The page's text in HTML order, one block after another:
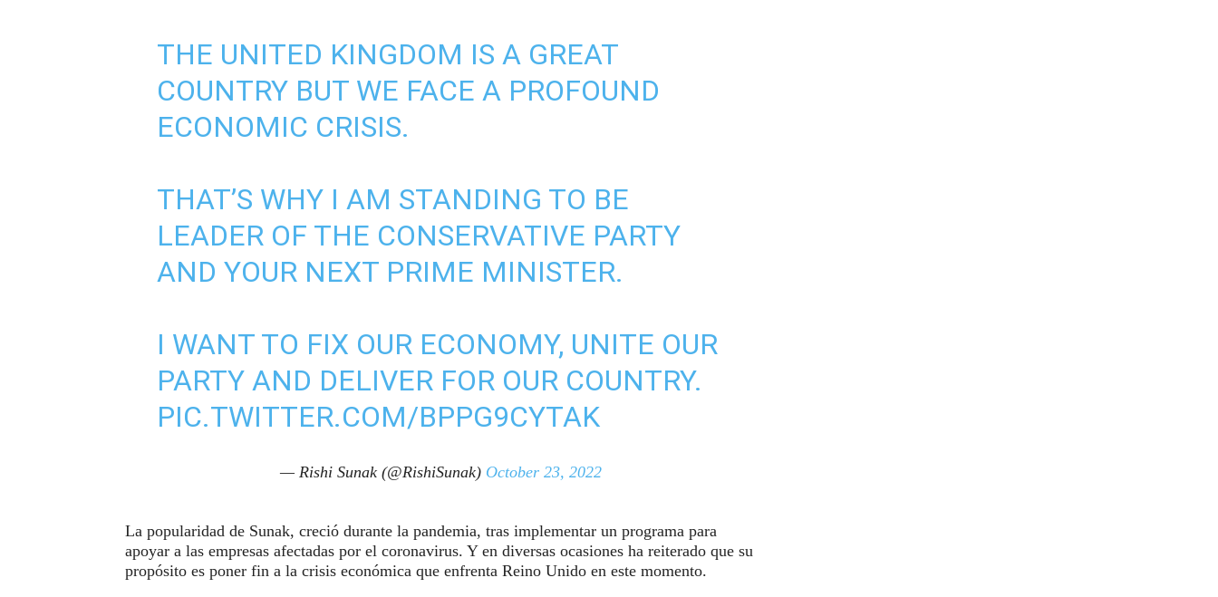
THE UNITED KINGDOM IS A GREAT
COUNTRY BUT WE FACE A PROFOUND
ECONOMIC CRISIS.
THAT’S WHY I AM STANDING TO BE
LEADER OF THE CONSERVATIVE PARTY
AND YOUR NEXT PRIME MINISTER.
I WANT TO FIX OUR ECONOMY, UNITE OUR
PARTY AND DELIVER FOR OUR COUNTRY.
PIC.TWITTER.COM/BPPG9CYTAK
— Rishi Sunak (@RishiSunak) October 23, 2022
La popularidad de Sunak, creció durante la pandemia, tras implementar un programa para
apoyar a las empresas afectadas por el coronavirus. Y en diversas ocasiones ha reiterado que su
propósito es poner fin a la crisis económica que enfrenta Reino Unido en este momento.